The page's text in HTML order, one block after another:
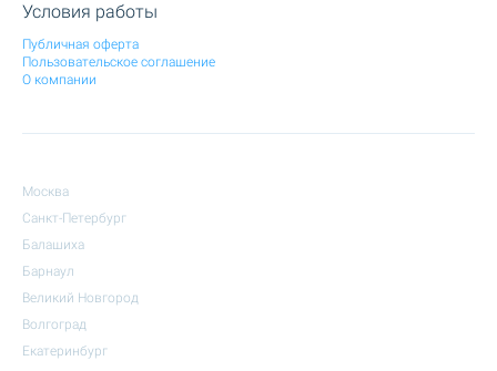
Условия работы
Публичная оферта
Пользовательское соглашение
О компании
Москва
Санкт-Петербург
Балашиха
Барнаул
Великий Новгород
Волгоград
Екатеринбург